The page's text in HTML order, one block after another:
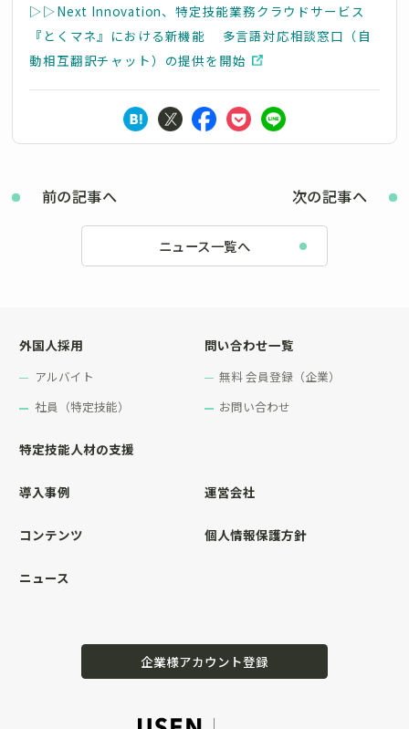
▷▷Next Innovation、特定技能業務クラウドサービス
『とくマネ』における新機能 多言語対応相談窓口（自
動相互翻訳チャット）の提供を開始
前の記事へ
ニュース一覧へ
次の記事へ
外国人採用
アルバイト
社員（特定技能）
特定技能人材の支援
導入事例
コンテンツ
ニュース
問い合わせ一覧
無料 会員登録（企業）
お問い合わせ
運営会社
個人情報保護方針
企業様アカウント登録